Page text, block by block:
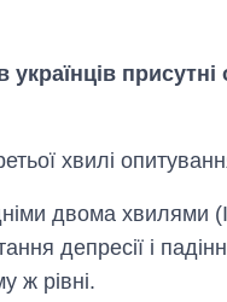
українців
хвилі
двома хвилями
депресії і
ж рівні.